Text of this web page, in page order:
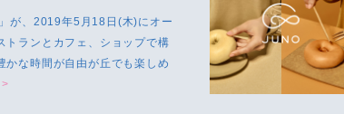
が、2019年5月18日(木)にオー
トランとカフェ、ショップで構
かな時間が自由が丘でも楽しめ